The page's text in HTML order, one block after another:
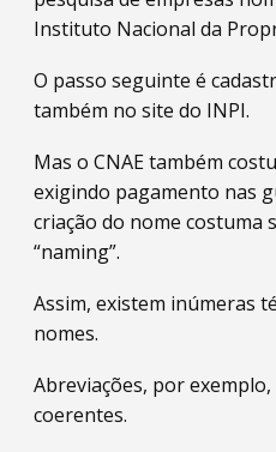
Instituto Nacional da
O passo seguinte é
também no site do INPI.
Mas o CNAE também
exigindo pagamento nas
criação do nome costuma
“naming”.
Assim, existem inúmeras
nomes.
Abreviações, por
coerentes.